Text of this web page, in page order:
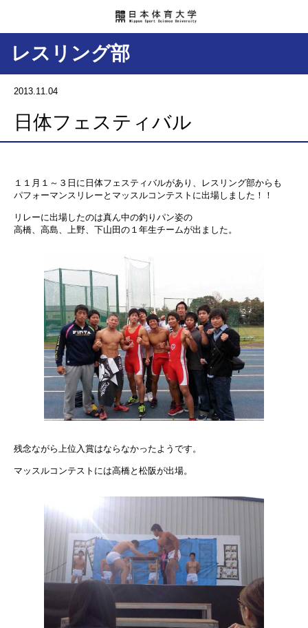
レスリング部
2013.11.04
日体フェスティバル
１１月１～３日に日体フェスティバルがあり、レスリング部からも
パフォーマンスリレーとマッスルコンテストに出場しました！！
リレーに出場したのは真ん中の釣りパン姿の
高橋、高島、上野、下山田の１年生チームが出ました。
残念ながら上位入賞はならなかったようです。
マッスルコンテストには高橋と松阪が出場。